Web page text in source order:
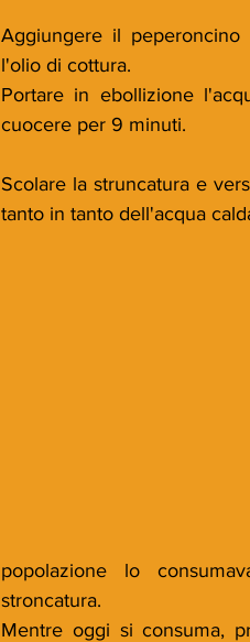
Aggiungere il
l'olio di cottura.
Portare in ebollizione
cuocere per 9 minuti.
Scolare la struncatura e
tanto in tanto dell'acqua
popolazione lo
stroncatura.
Mentre oggi si consuma,